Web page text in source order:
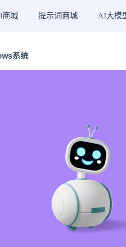
商城 提示词商城 AI大模
系统